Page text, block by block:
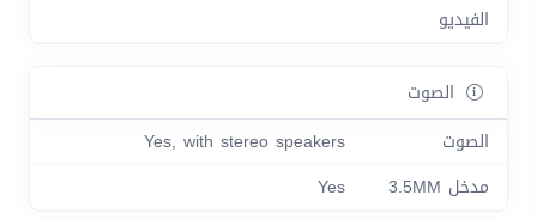
الفيديو
الصوت
الصوت
Yes, with stereo speakers
مدخل 3.5MM
Yes